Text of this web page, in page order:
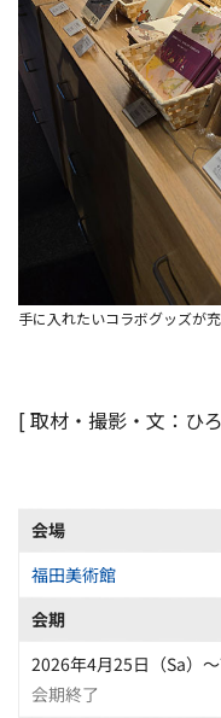
手に入れたいコラボグッズが
[ 取材・撮影・文：ひ
会場
福田美術館
会期
2026年4月25日（Sa）〜
会期終了